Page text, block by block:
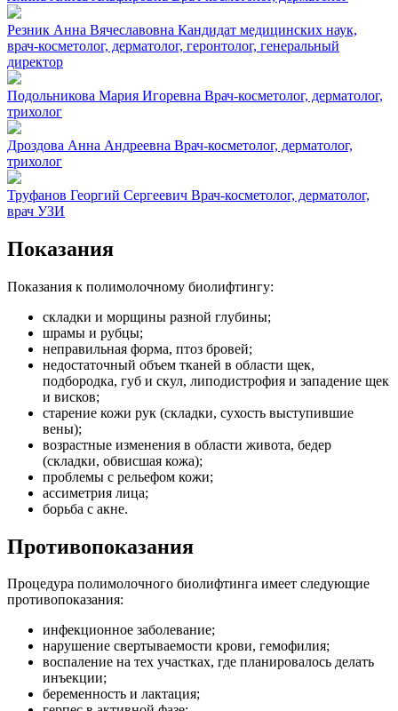
Резник Анна Вячеславовна Кандидат медицинских наук,
врач-косметолог, дерматолог, геронтолог, генеральный
директор
Подольникова Мария Игоревна Врач-косметолог, дерматолог,
трихолог
Дроздова Анна Андреевна Врач-косметолог, дерматолог,
трихолог
Труфанов Георгий Сергеевич Врач-косметолог, дерматолог,
врач УЗИ
Показания
Показания к полимолочному биолифтингу:
складки и морщины разной глубины;
шрамы и рубцы;
неправильная форма, птоз бровей;
недостаточный объем тканей в области щек,
подбородка, губ и скул, липодистрофия и западение щек
и висков;
старение кожи рук (складки, сухость выступившие
вены);
возрастные изменения в области живота, бедер
(складки, обвисшая кожа);
проблемы с рельефом кожи;
ассиметрия лица;
борьба с акне.
Противопоказания
Процедура полимолочного биолифтинга имеет следующие
противопоказания:
инфекционное заболевание;
нарушение свертываемости крови, гемофилия;
воспаление на тех участках, где планировалось делать
инъекции;
беременность и лактация;